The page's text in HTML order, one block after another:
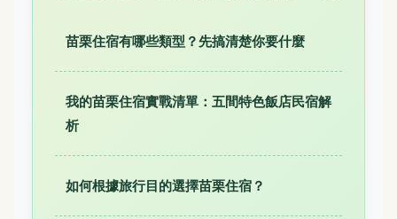
苗栗住宿有哪些類型？先搞清楚你要什麼
我的苗栗住宿實戰清單：五間特色飯店民宿解
析
如何根據旅行目的選擇苗栗住宿？